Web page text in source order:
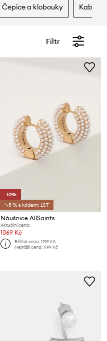
čepice a klobouky kabelky
Filtr
-10%
*-5 % s kódem: LST
Náušnice AllSaints
Aktuální cena:
1069 Kč
Běžná cena:1199 Kč
Nejnižší cena:1199 Kč